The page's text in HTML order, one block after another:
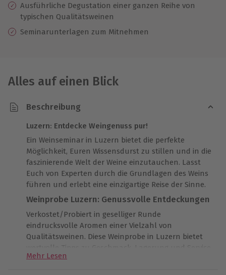
Ausführliche Degustation einer ganzen Reihe von
typischen Qualitätsweinen
Seminarunterlagen zum Mitnehmen
Alles auf einen Blick
Beschreibung
Luzern: Entdecke Weingenuss pur!
Ein Weinseminar in Luzern bietet die perfekte
Möglichkeit, Euren Wissensdurst zu stillen und in die
faszinierende Welt der Weine einzutauchen. Lasst
Euch von Experten durch die Grundlagen des Weins
führen und erlebt eine einzigartige Reise der Sinne.
Weinprobe Luzern: Genussvolle Entdeckungen
Verkostet/Probiert in geselliger Runde
eindrucksvolle Aromen einer Vielzahl von
Qualitätsweinen. Diese Weinprobe in Luzern bietet
wertvolle Tipps zu Geschmack, Lagerung und Service.
Die charmante Kulisse am Vierwaldstättersee schafft
Mehr Lesen